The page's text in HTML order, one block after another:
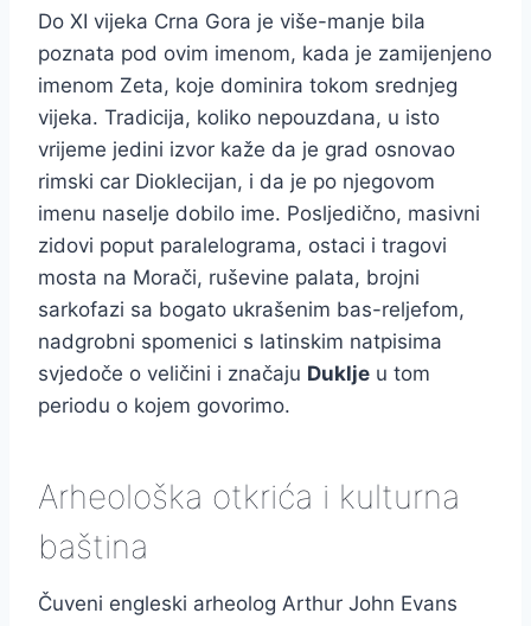
Do XI vijeka Crna Gora je više-manje bila
poznata pod ovim imenom, kada je zamijenjeno
imenom Zeta, koje dominira tokom srednjeg
vijeka. Tradicija, koliko nepouzdana, u isto
vrijeme jedini izvor kaže da je grad osnovao
rimski car Dioklecijan, i da je po njegovom
imenu naselje dobilo ime. Posljedično, masivni
zidovi poput paralelograma, ostaci i tragovi
mosta na Morači, ruševine palata, brojni
sarkofazi sa bogato ukrašenim bas-reljefom,
nadgrobni spomenici s latinskim natpisima
svjedoče o veličini i značaju Duklje u tom
periodu o kojem govorimo.
Arheološka otkrića i kulturna
baština
Čuveni engleski arheolog Arthur John Evans